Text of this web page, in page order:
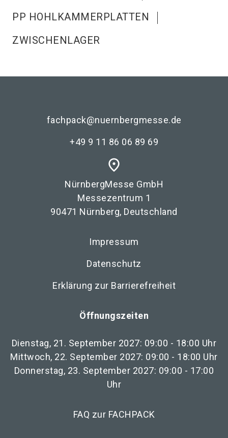
PP HOHLKAMMERPLATTEN
ZWISCHENLAGER
fachpack@nuernbergmesse.de
+49 9 11 86 06 89 69
place
NürnbergMesse GmbH
Messezentrum 1
90471 Nürnberg, Deutschland
Impressum
Datenschutz
Erklärung zur Barrierefreiheit
Öffnungszeiten
Dienstag, 21. September 2027: 09:00 - 18:00 Uhr
Mittwoch, 22. September 2027: 09:00 - 18:00 Uhr
Donnerstag, 23. September 2027: 09:00 - 17:00
Uhr
FAQ zur FACHPACK